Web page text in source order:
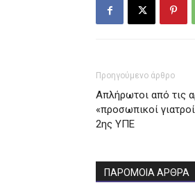
Προηγούμενο άρθρο
Απλήρωτοι από τις
«προσωπικοί
2ης ΥΠΕ
ΠΑΡΟΜΟΙΑ ΑΡΘΡΑ